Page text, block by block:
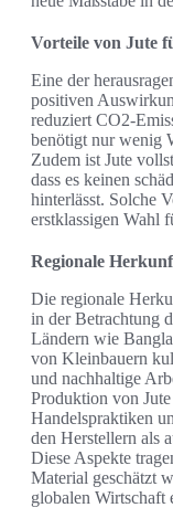
Vorteile von Jute
Eine der
positiven
reduziert CO2-
benötigt nur wenig
Zudem ist Jute
dass es keinen
hinterlässt. Solche
erstklassigen Wahl
Regionale
Die regionale
in der Betrachtung
Ländern wie
von Kleinbauern
und nachhaltige
Produktion von
Handelspraktiken
den Herstellern als
Diese Aspekte
Material geschätzt
globalen Wirtschaft